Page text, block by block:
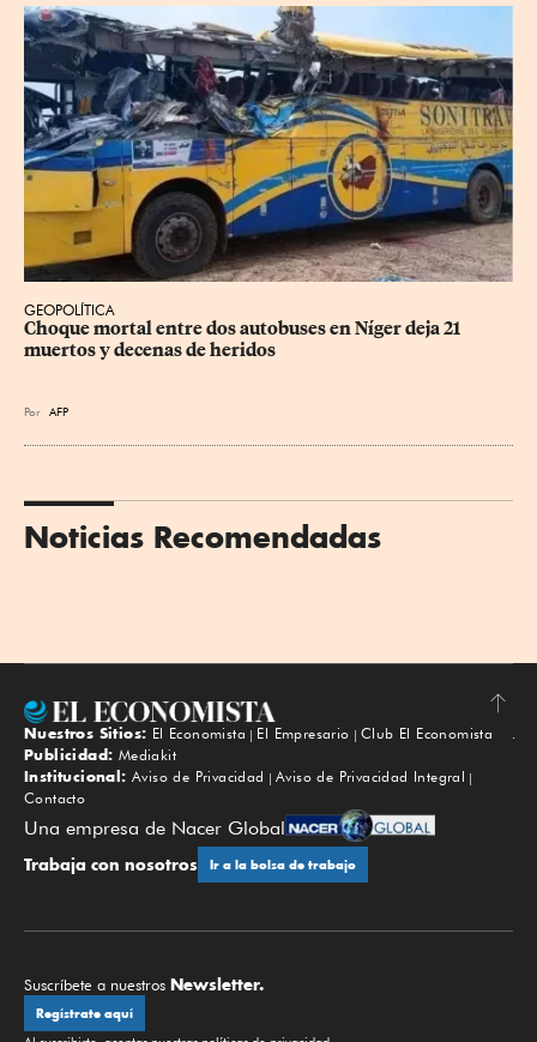
GEOPOLÍTICA
Choque mortal entre dos autobuses en Níger deja 21
muertos y decenas de heridos
Por AFP
Noticias Recomendadas
Subir
Nuestros Sitios: El Economista El Empresario
Club El Economista
Publicidad: Mediakit
Institucional: Aviso de Privacidad
Aviso de Privacidad Integral
Contacto
Una empresa de Nacer Global
Trabaja con nosotros Ir a la bolsa de trabajo
Suscríbete a nuestros Newsletter.
Regístrate aquí